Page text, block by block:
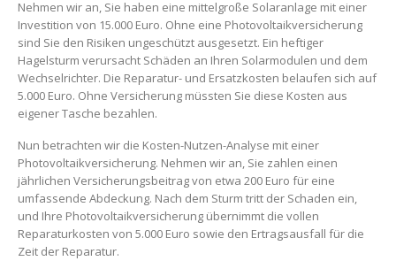
Nehmen wir an, Sie haben eine mittelgroße Solaranlage mit einer
Investition von 15.000 Euro. Ohne eine Photovoltaikversicherung
sind Sie den Risiken ungeschützt ausgesetzt. Ein heftiger
Hagelsturm verursacht Schäden an Ihren Solarmodulen und dem
Wechselrichter. Die Reparatur- und Ersatzkosten belaufen sich auf
5.000 Euro. Ohne Versicherung müssten Sie diese Kosten aus
eigener Tasche bezahlen.
Nun betrachten wir die Kosten-Nutzen-Analyse mit einer
Photovoltaikversicherung. Nehmen wir an, Sie zahlen einen
jährlichen Versicherungsbeitrag von etwa 200 Euro für eine
umfassende Abdeckung. Nach dem Sturm tritt der Schaden ein,
und Ihre Photovoltaikversicherung übernimmt die vollen
Reparaturkosten von 5.000 Euro sowie den Ertragsausfall für die
Zeit der Reparatur.